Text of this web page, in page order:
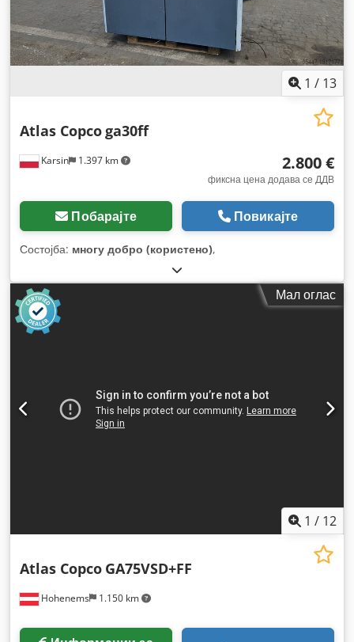
1 / 13
Karsin 1.397 km
Atlas Copcoga30ff
2.800 €
фиксна цена додава се ДДВ
Побарајте Повикајте
Состојба: многу добро (користено),
Мал оглас
1 / 12
Hohenems 1.150 km
Atlas Copco GA75VSD+FF